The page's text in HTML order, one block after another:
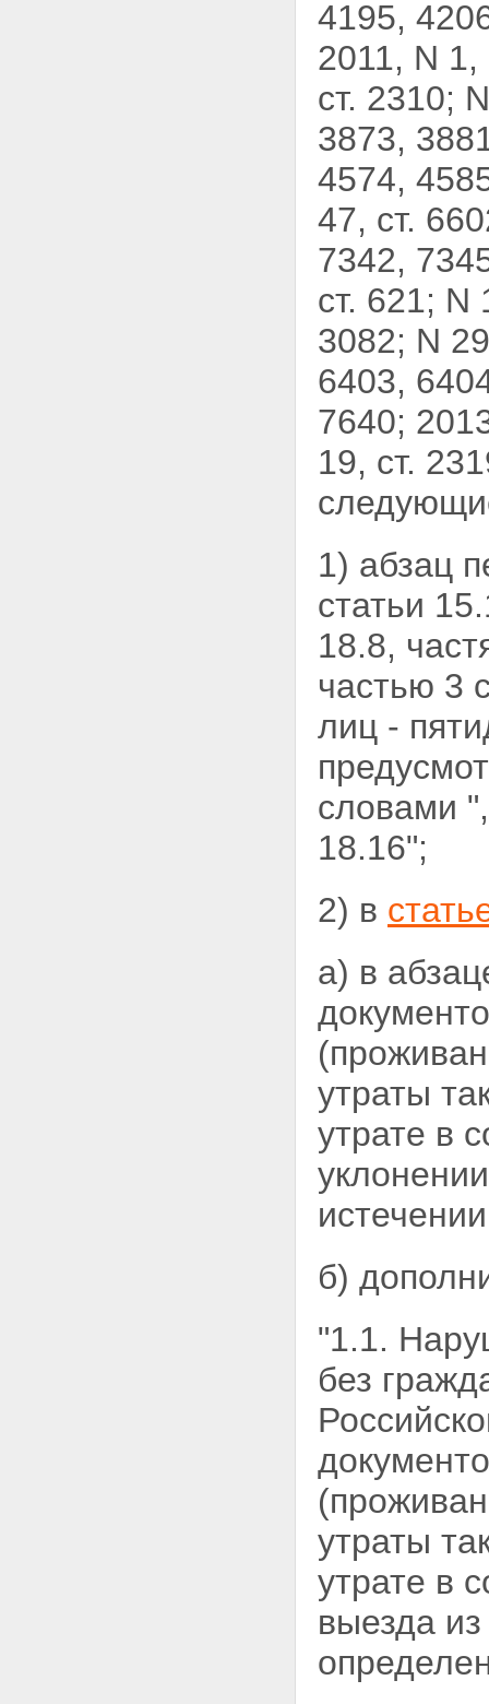
4195,
2011, N 1,
ст. 2310;
3873,
4574,
47, ст.
7342,
ст. 621; N
3082; N
6403,
7640;
19, ст.
1) абзац
статьи
18.8,
частью 3
лиц -
словами
18.16";
2) в
а) в
утраты
утрате в
б)
"1.1.
без
утраты
утрате в
выезда